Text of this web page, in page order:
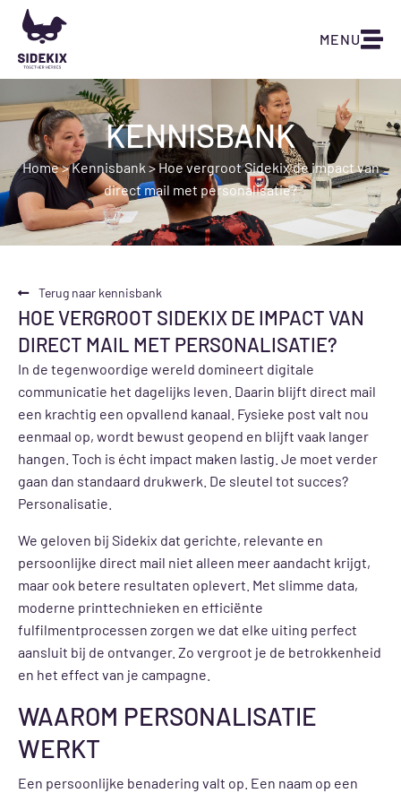
MENU
KENNISBANK
Home>Kennisbank >Hoe vergroot Sidekix de impact van
direct mail met personalisatie?
Terug naar kennisbank
HOE VERGROOT SIDEKIX DE IMPACT VAN
DIRECT MAIL MET PERSONALISATIE?
In de tegenwoordige wereld domineert digitale
communicatie het dagelijks leven. Daarin blijft direct mail
een krachtig een opvallend kanaal. Fysieke post valt nou
eenmaal op, wordt bewust geopend en blijft vaak langer
hangen. Toch is écht impact maken lastig. Je moet verder
gaan dan standaard drukwerk. De sleutel tot succes?
Personalisatie.
We geloven bij Sidekix dat gerichte, relevante en
persoonlijke direct mail niet alleen meer aandacht krijgt,
maar ook betere resultaten oplevert. Met slimme data,
moderne printtechnieken en efficiënte
fulfilmentprocessen zorgen we dat elke uiting perfect
aansluit bij de ontvanger. Zo vergroot je de betrokkenheid
en het effect van je campagne.
WAAROM PERSONALISATIE
WERKT
Een persoonlijke benadering valt op. Een naam op een